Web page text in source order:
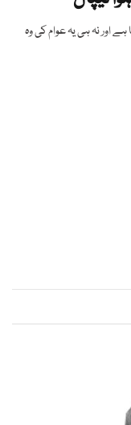
ہے اور نہ ہی یہ عوام کی وہ